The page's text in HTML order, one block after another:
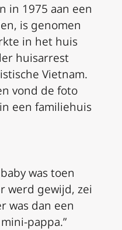
in 1975 aan een
is genomen
in het huis
huisarrest
Vietnam.
vond de foto
een familiehuis
was toen
werd gewijd, zei
was dan een
pappa.”